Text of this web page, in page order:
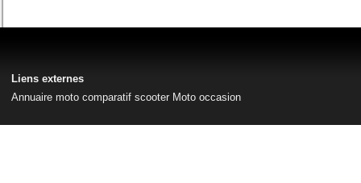
Liens externes
Annuaire moto comparatif scooter Moto occasion